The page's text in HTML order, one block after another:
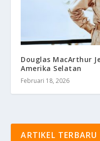
Douglas MacArthur
Amerika Selatan
Februari 18, 2026
ARTIKEL TERBARU